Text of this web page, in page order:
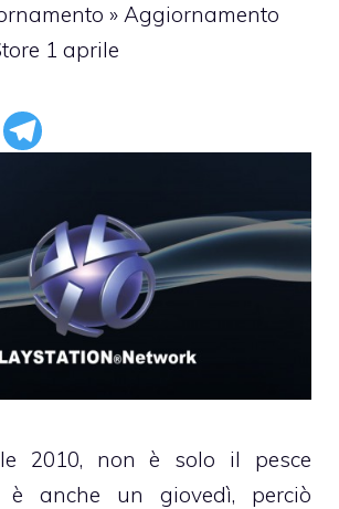
» Aggiornamento
1 aprile
2010, non è solo il pesce
è anche un giovedì, perciò